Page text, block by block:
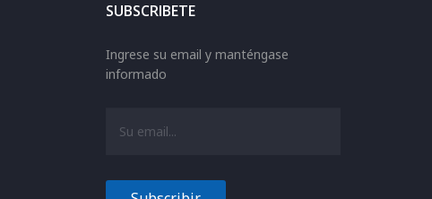
SUBSCRIBETE
Ingrese su email y manténgase
informado